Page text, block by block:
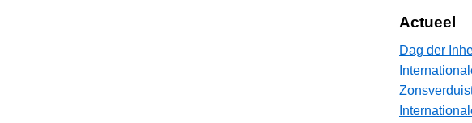
Actueel
Dag der